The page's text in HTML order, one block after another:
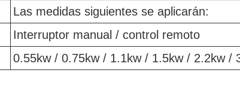
Las medidas siguientes se aplicarán:
Interruptor manual / control remoto
0.55kw / 0.75kw / 1.1kw / 1.5kw / 2.2kw /